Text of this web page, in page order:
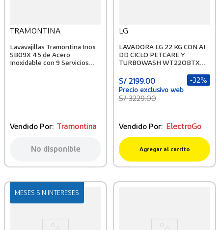
TRAMONTINA
Lavavajillas Tramontina Inox
SB09X 45 de Acero
Inoxidable con 9 Servicios
Vendido Por: Tramontina
No disponible
LG
LAVADORA LG 22 KG CON AI
DD CICLO PETCARE Y
TURBOWASH WT22OBTX
S/ 2199.00 -32%
S/ 3229.00
Vendido Por: ElectroGo
Agregar al carrito
MESES SIN INTERESES